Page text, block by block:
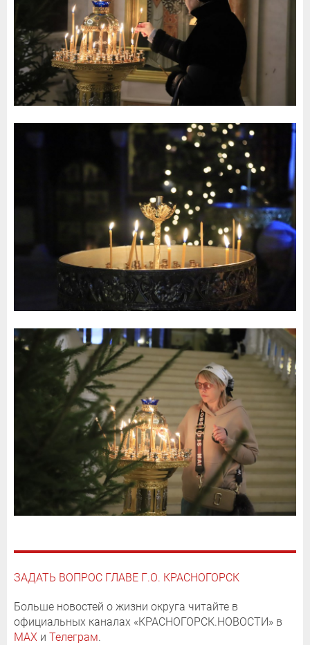
ЗАДАТЬ ВОПРОС ГЛАВЕ Г.О. КРАСНОГОРСК
Больше новостей о жизни округа читайте в
официальных каналах «КРАСНОГОРСК.НОВОСТИ» в
MAX и Телеграм.